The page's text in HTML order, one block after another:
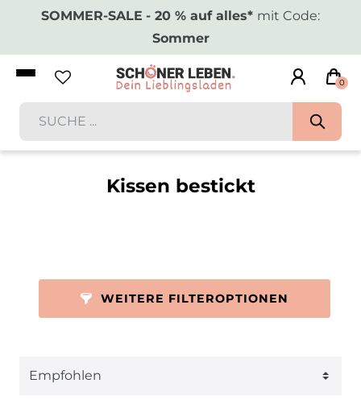
SOMMER-SALE - 20 % auf alles* mit Code:
Sommer
0
Kissen bestickt
WEITERE FILTEROPTIONEN